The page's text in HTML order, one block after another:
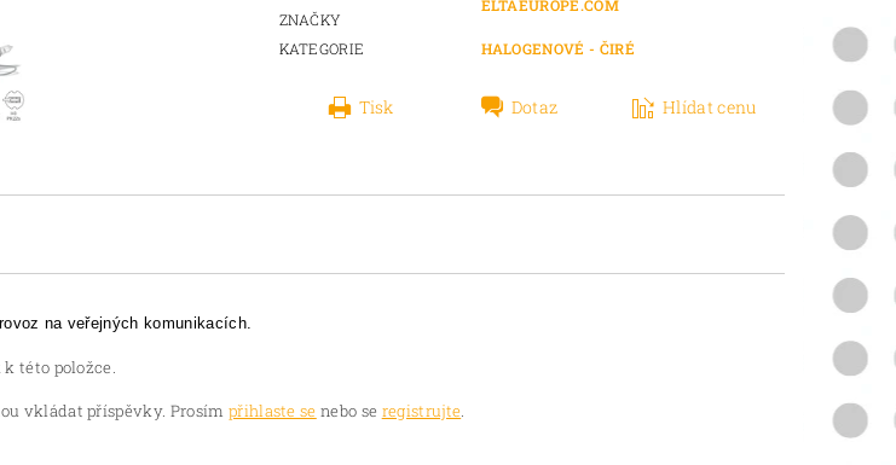
ZNAČKY
ELTAEUROPE.COM
KATEGORIE HALOGENOVÉ - ČIRÉ
Tisk Dotaz Hlídat cenu
na veřejných komunikacích.
této položce.
vkládat příspěvky. Prosím přihlaste se nebo se registrujte.